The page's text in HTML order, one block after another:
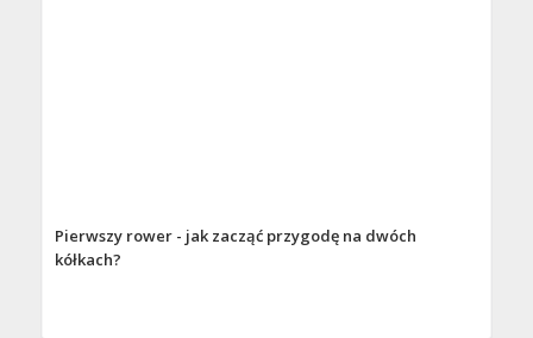
Pierwszy rower - jak zacząć przygodę na dwóch
kółkach?